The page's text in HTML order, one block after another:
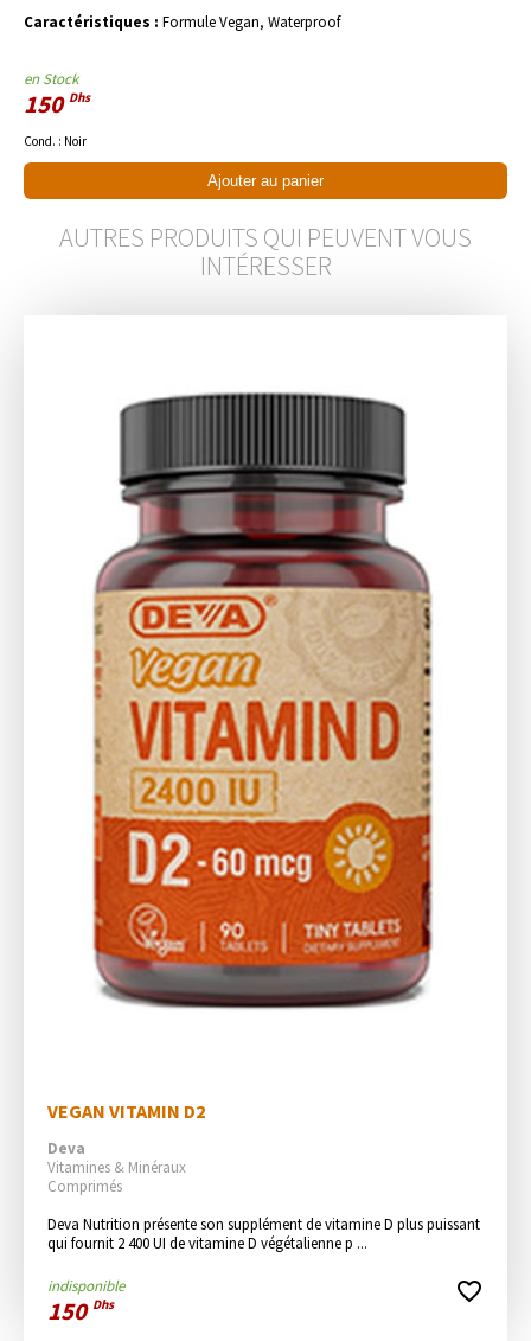
Caractéristiques : Formule Vegan, Waterproof
en Stock
150 Dhs
Cond. : Noir
Ajouter au panier
AUTRES PRODUITS QUI PEUVENT VOUS
INTÉRESSER
VEGAN VITAMIN D2
Deva
Vitamines & Minéraux
Comprimés
Deva Nutrition présente son supplément de vitamine D plus puissant
qui fournit 2 400 UI de vitamine D végétalienne p ...
indisponible
150 Dhs favorite_border